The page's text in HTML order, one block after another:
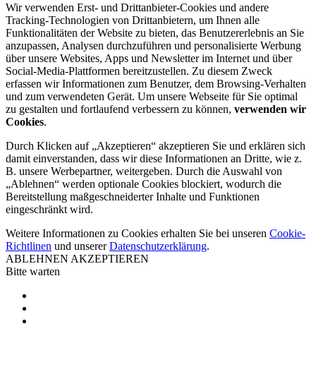
Wir verwenden Erst- und Drittanbieter-Cookies und andere
Tracking-Technologien von Drittanbietern, um Ihnen alle
Funktionalitäten der Website zu bieten, das Benutzererlebnis an Sie
anzupassen, Analysen durchzuführen und personalisierte Werbung
über unsere Websites, Apps und Newsletter im Internet und über
Social-Media-Plattformen bereitzustellen. Zu diesem Zweck
erfassen wir Informationen zum Benutzer, dem Browsing-Verhalten
und zum verwendeten Gerät. Um unsere Webseite für Sie optimal
zu gestalten und fortlaufend verbessern zu können, verwenden wir
Cookies.
Durch Klicken auf „Akzeptieren“ akzeptieren Sie und erklären sich
damit einverstanden, dass wir diese Informationen an Dritte, wie z.
B. unsere Werbepartner, weitergeben. Durch die Auswahl von
„Ablehnen“ werden optionale Cookies blockiert, wodurch die
Bereitstellung maßgeschneiderter Inhalte und Funktionen
eingeschränkt wird.
Weitere Informationen zu Cookies erhalten Sie bei unseren Cookie-
Richtlinen und unsererDatenschutzerklärung.
ABLEHNEN AKZEPTIEREN
Bitte warten